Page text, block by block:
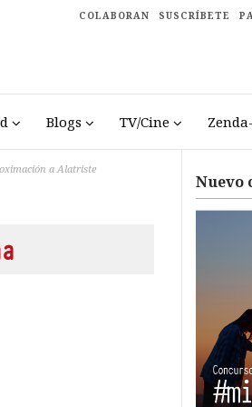
COLABORAN SUSCRÍBETE
Blogs TV/Cine
a Alatriste
Nuevo